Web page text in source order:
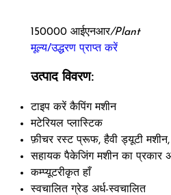
150000 आईएनआर/Plant
मूल्य/उद्धरण प्राप्त करें
उत्पाद विवरण:
टाइप करें कैपिंग मशीन
मटेरियल प्लास्टिक
फ़ीचर रस्ट प्रूफ, हैवी ड्यूटी
सहायक पैकेजिंग मशीन का प्रकार
कम्प्यूटरीकृत हाँ
स्वचालित ग्रेड अर्ध-स्वचालित